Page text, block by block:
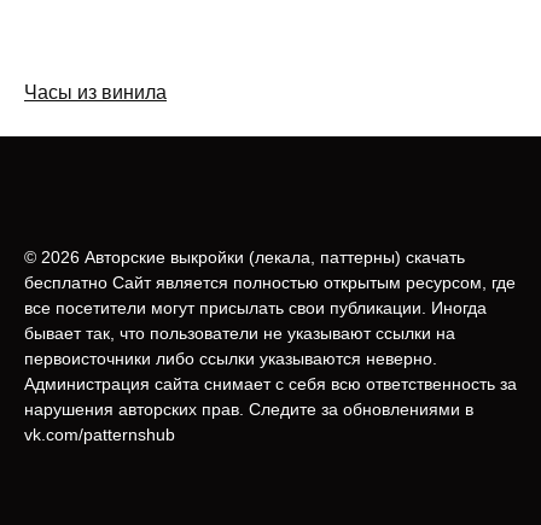
Часы из винила
© 2026 Авторские выкройки (лeкала, паттерны) скачать
бесплатно Сайт является полностью открытым ресурсом, где
все посетители могут присылать свои публикации. Иногда
бывает так, что пользователи не указывают ссылки на
первоисточники либо ссылки указываются неверно.
Администрация сайта снимает с себя всю ответственность за
нарушения авторских прав. Следите за обновлениями в
vk.com/patternshub